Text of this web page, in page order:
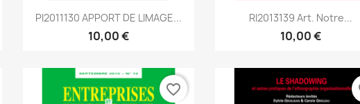
Aperçu rapide
PI2011130 APPORT DE LIMAGE...
10,00 €
Aperçu rapide
RI2013139 Art. Notre...
10,00 €
favorite_border